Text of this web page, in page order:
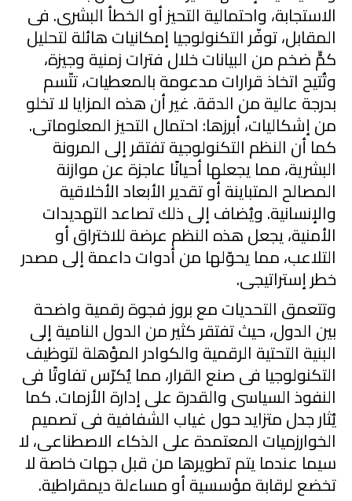
الاستجابة، واحتمالية التحيز أو الخطأ البشرى. فى
المقابل، توفّر التكنولوجيا إمكانيات هائلة لتحليل
كمٍّ ضخم من البيانات خلال فترات زمنية وجيزة،
وتُتيح اتخاذ قرارات مدعومة بالمعطيات، تتّسم
بدرجة عالية من الدقة. غير أن هذه المزايا لا تخلو
من إشكاليات، أبرزها: احتمال التحيز المعلوماتى.
كما أن النظم التكنولوجية تفتقر إلى المرونة
البشرية، مما يجعلها أحيانًا عاجزة عن موازنة
المصالح المتباينة أو تقدير الأبعاد الأخلاقية
والإنسانية. ويُضاف إلى ذلك تصاعد التهديدات
الأمنية، يجعل هذه النظم عرضة للاختراق أو
التلاعب، مما يحوّلها من أدوات داعمة إلى مصدر
خطرإستراتيجى.
وتتعمق التحديات مع بروز فجوة رقمية واضحة
بين الدول، حيث تفتقر كثير من الدول النامية إلى
البنية التحتية الرقمية والكوادر المؤهلة لتوظيف
التكنولوجيا فى صنع القرار، مما يُكرّس تفاوتًا فى
النفوذ السياسى والقدرة على إدارة الأزمات. كما
يُثار جدل متزايد حول غياب الشفافية فى تصميم
الخوارزميات المعتمدة على الذكاء الاصطناعى، لا
سيما عندما يتم تطويرها من قبل جهات خاصة لا
تخضع لرقابة مؤسسية أو مساءلة ديمقراطية.